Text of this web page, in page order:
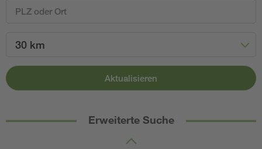
30 km
Aktualisieren
Erweiterte Suche